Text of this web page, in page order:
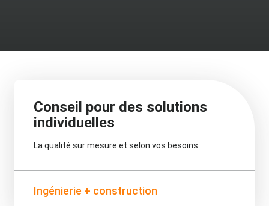
Conseil pour des solutions
individuelles
La qualité sur mesure et selon vos besoins.
Ingénierie + construction